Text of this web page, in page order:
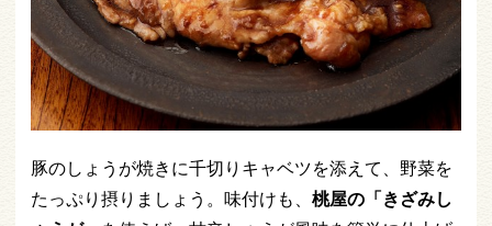
豚のしょうが焼きに千切りキャベツを添えて、野菜を
たっぷり摂りましょう。味付けも、 桃屋の「きざみし